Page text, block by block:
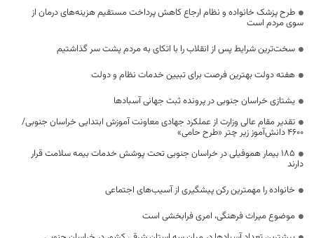
طرح پزشک خانواده و نظام ارجاع کاهش پرداخت مستقیم هزینه‌های درمان از
سوی مردم است
سخت‌ترین شرایط پس از انقلاب را با اتکای به مردم پشت سر گذاشتیم
هفته دولت بهترین فرصت برای تبیین خدمات نظام و دولت
یشتازی خراسان جنوبی در پرونده ثبت جهانی آسبادها
تقدیر مقام عالی وزارت از عملکرد جهادی معاونت آموزش ابتدایی خراسان جنوبی/
۴۶۰۰ دانش‌آموز زیر چتر «طرح حامی»
۱۸۵ بیمار هموفیلی در خراسان جنوبی تحت پوشش خدمات بیمه سلامت قرار
دارند
خانواده را مهمترین رکن پیشگیری از آسیب‌های اجتماعی
موضوع میراث فرهنگی، امری فرابخشی است